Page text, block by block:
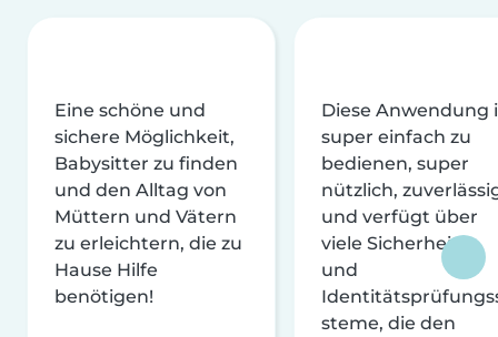
Eine schöne und
sichere Möglichkeit,
Babysitter zu finden
und den Alltag von
Müttern und Vätern
zu erleichtern, die zu
Hause Hilfe
benötigen!
Diese Anwendung
super einfach zu
bedienen, super
nützlich,
und verfügt über
viele Sicherheits-
und
steme, die den